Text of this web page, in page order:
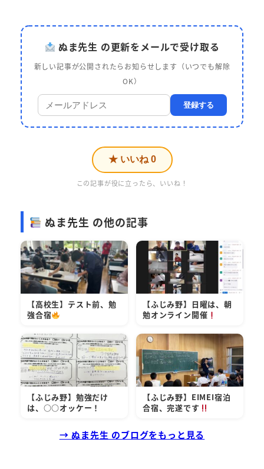
ぬま先生 の更新をメールで受け取る
新しい記事が公開されたらお知らせします（いつでも解除
OK）
登録する
★ いいね 0
この記事が役に立ったら、いいね！
ぬま先生 の他の記事
【高校生】テスト前、勉
強合宿
【ふじみ野】日曜は、朝
勉オンライン開催
【ふじみ野】勉強だけ
は、○○オッケー！
【ふじみ野】EIMEI宿泊
合宿、完遂です
→ ぬま先生 のブログをもっと見る